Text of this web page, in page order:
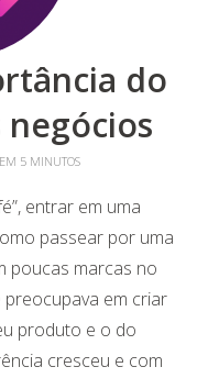
do
negócios
5 MINUTOS
entrar em uma
passear por uma
poucas marcas no
em criar
produto e o do
cresceu e com